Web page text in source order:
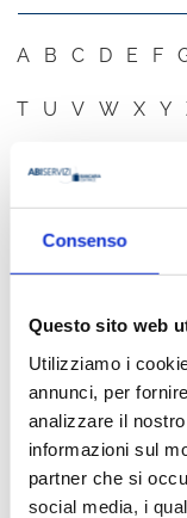
Consenso
Questo sito web
Utilizziamo i
annunci, per
analizzare il
informazioni sul
partner che si
social media, i
A B C D E F
T U V W X Y
AUTORE
Marco
Organizzazione
Assurant Solutions